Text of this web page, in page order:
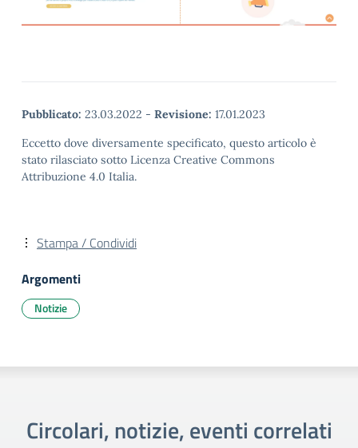
Pubblicato: 23.03.2022 - Revisione: 17.01.2023
Eccetto dove diversamente specificato, questo articolo è
stato rilasciato sotto Licenza Creative Commons
Attribuzione 4.0 Italia.
Stampa / Condividi
Argomenti
Notizie
Circolari, notizie, eventi correlati